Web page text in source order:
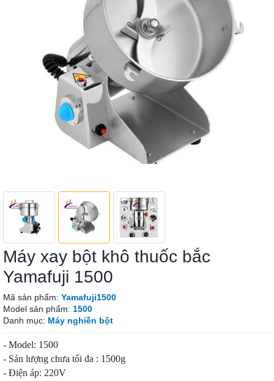
Máy xay bột khô thuốc bắc
Yamafuji 1500
Mã sản phẩm: Yamafuji1500
Model sản phẩm: 1500
Danh mục: Máy nghiền bột
- Model: 1500
- Sản lượng chưa tối đa : 1500g
- Điện áp: 220V